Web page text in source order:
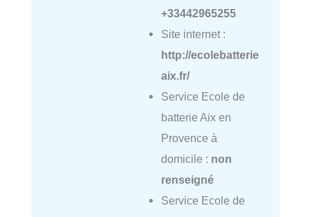
+33442965255
Site internet :
http://ecolebatterie
aix.fr/
Service Ecole de
batterie Aix en
Provence à
domicile : non
renseigné
Service Ecole de